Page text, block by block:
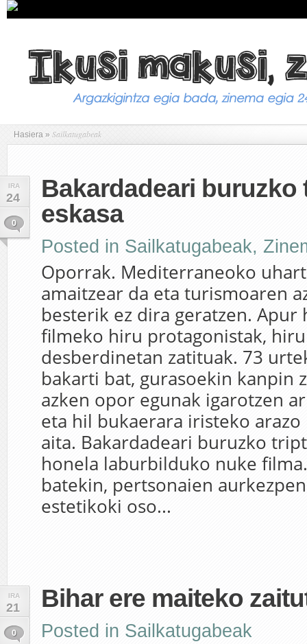
Hasiera » Sailkatugabeak
IRA
24
0
Bakardadeari buruzko
eskasa
Posted in Sailkatugabeak,
Oporrak. Mediterraneoko
amaitzear da eta turismoaren
besterik ez dira geratzen.
filmeko hiru protagonistak,
desberdinetan zatituak. 73
bakarti bat, gurasoekin kanpin
azken opor egunak igarotzen
eta hil bukaerara iristeko
aita. Bakardadeari buruzko
honela laburbilduko nuke
batekin, pertsonaien
estetikoki oso...
IRA
21
0
Bihar ere maiteko
Posted in Sailkatugabeak